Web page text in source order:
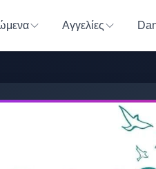
Αγγελίες